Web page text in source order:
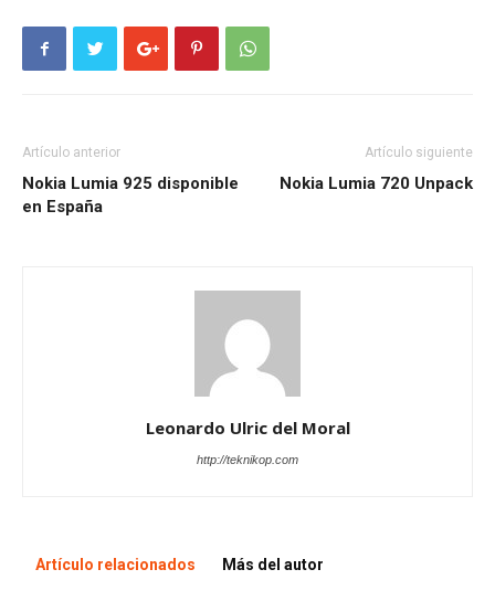
Artículo anterior
Nokia Lumia 925 disponible
en España
Artículo siguiente
Nokia Lumia 720 Unpack
Leonardo Ulric del Moral
http://teknikop.com
Artículo relacionados Más del autor